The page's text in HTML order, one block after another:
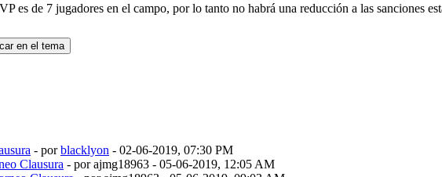
es de 7 jugadores en el campo, por lo tanto no habrá una reducción a las sanciones
- porblacklyon - 02-06-2019, 07:30 PM
Clausura - por ajmg18963 - 05-06-2019, 12:05 AM